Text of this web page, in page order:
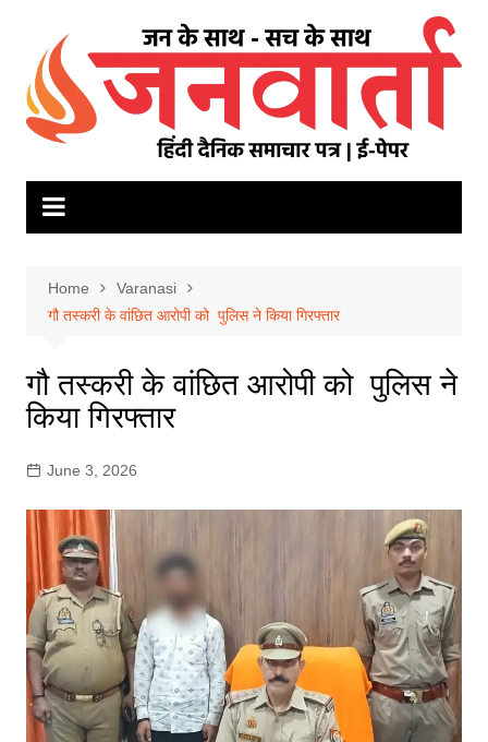
content
Home
Varanasi
गौ तस्करी के वांछित आरोपी को पुलिस ने किया गिरफ्तार
गौ तस्करी के वांछित आरोपी को पुलिस ने
किया गिरफ्तार
June 3, 2026